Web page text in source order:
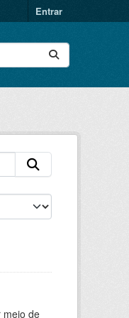
Entrar
meio de